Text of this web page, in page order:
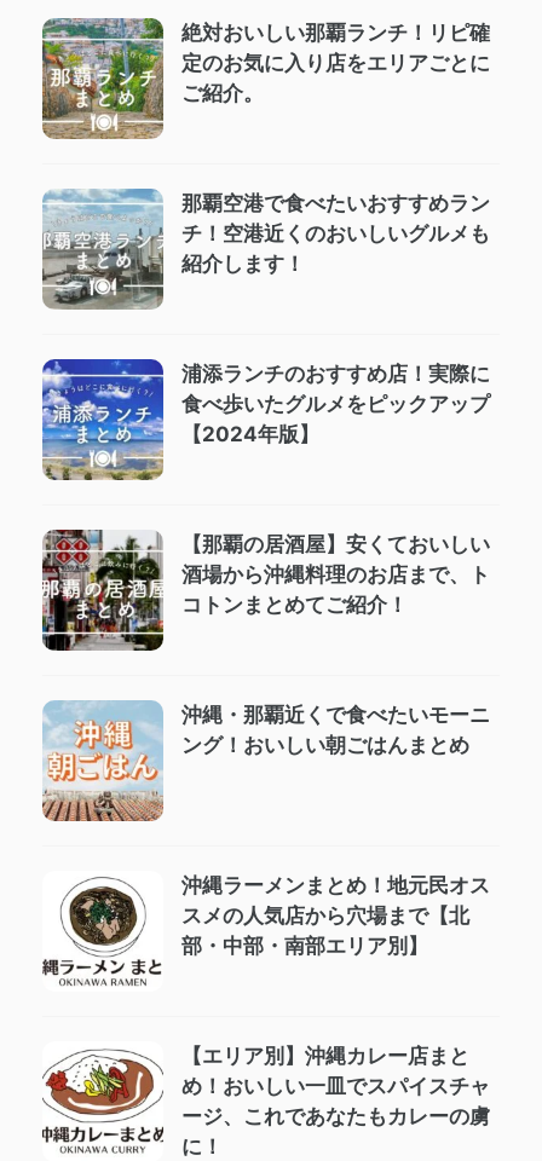
絶対おいしい那覇ランチ！リピ確
定のお気に入り店をエリアごとに
ご紹介。
那覇空港で食べたいおすすめラン
チ！空港近くのおいしいグルメも
紹介します！
浦添ランチのおすすめ店！実際に
食べ歩いたグルメをピックアップ
【2024年版】
【那覇の居酒屋】安くておいしい
酒場から沖縄料理のお店まで、ト
コトンまとめてご紹介！
沖縄・那覇近くで食べたいモーニ
ング！おいしい朝ごはんまとめ
沖縄ラーメンまとめ！地元民オス
スメの人気店から穴場まで【北
部・中部・南部エリア別】
【エリア別】沖縄カレー店まと
め！おいしい一皿でスパイスチャ
ージ、これであなたもカレーの虜
に！